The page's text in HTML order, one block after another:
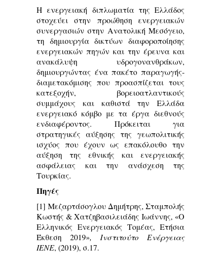
Η ενεργειακή διπλωματία της Ελλάδος
στοχεύει στην προώθηση ενεργειακών
συνεργασιών στην Ανατολική Μεσόγειο,
τη δημιουργία δικτύων διαφοροποίησης
ενεργειακών πηγών και την έρευνα και
ανακάλυψη υδρογονανθράκων,
δημιουργώντας ένα πακέτο παραγωγής-
διαμετακόμισης που προασπίζεται τους
κατεξοχήν, βορειοατλαντικούς
συμμάχους και καθιστά την Ελλάδα
ενεργειακό κόμβο με τα έργα διεθνούς
ενδιαφέροντος. Πρόκειται για
στρατηγικές αύξησης της γεωπολιτικής
ισχύος που έχουν ως επακόλουθο την
αύξηση της εθνικής και ενεργειακής
ασφάλειας και την ανάσχεση της
Τουρκίας.
Πηγές
[1] Μεζαρτάσογλου Δημήτρης, Σταμπολής
Κωστής & Χατζηβασιλειάδης Ιωάννης, «Ο
Ελληνικός Ενεργειακός Τομέας, Ετήσια
Έκθεση 2019», Ινστιτούτο Ενέργειας
ΙΕΝΕ, (2019), σ.17.